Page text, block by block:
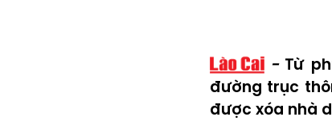
Từ
đường trục
được xóa nhà